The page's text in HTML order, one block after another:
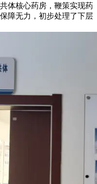
体核心药房，鞭策实现药
障无力，初步处理了下层